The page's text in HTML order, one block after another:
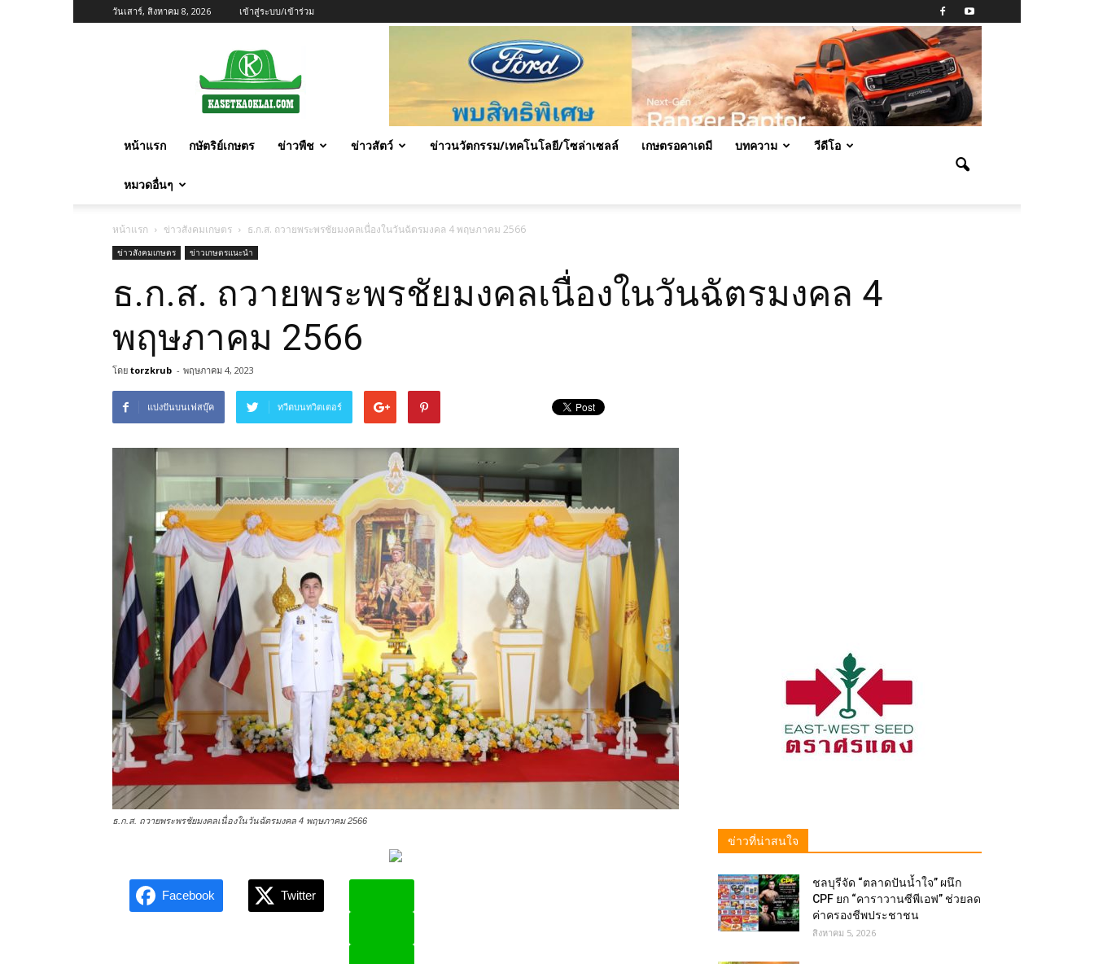
วันเสาร์, สิงหาคม 8, 2026 เข้าสู่ระบบ/เข้าร่วม
หน้าแรก กษัตริย์เกษตร ข่าวพืช ข่าวสัตว์ ข่าวนวัตกรรม/เทคโนโลยี/โซล่าเซลล์ เกษตรอคาเดมี บทความ วีดีโอ
หมวดอื่นๆ
หน้าแรก ข่าวสังคมเกษตร ธ.ก.ส. ถวายพระพรชัยมงคลเนื่องในวันฉัตรมงคล 4 พฤษภาคม 2566
ข่าวสังคมเกษตร ข่าวเกษตรแนะนำ
ธ.ก.ส. ถวายพระพรชัยมงคลเนื่องในวันฉัตรมงคล 4
พฤษภาคม 2566
โดย torzkrub - พฤษภาคม 4, 2023
แบ่งปันบนเฟสบุ๊ค ทวีตบนทวิตเตอร์
ธ.ก.ส. ถวายพระพรชัยมงคลเนื่องในวันฉัตรมงคล 4 พฤษภาคม 2566
Facebook Twitter
ข่าวที่น่าสนใจ
ชลบุรีจัด “ตลาดปันน้ำใจ” ผนึก
CPF ยก “คาราวานซีพีเอฟ” ช่วยลด
ค่าครองชีพประชาชน
สิงหาคม 5, 2026